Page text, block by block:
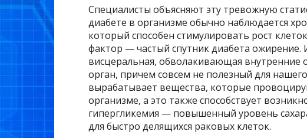
Специалисты объясняют эту тревожную
диабете в организме обычно наблюдается
который способен стимулировать рост
фактор — частый спутник диабета
висцеральная, обволакивающая внутренние
орган, причем совсем не полезный для
вырабатывает вещества, которые
организме, а это также способствует
гипергликемия — повышенный уровень
для быстро делящихся раковых клеток.